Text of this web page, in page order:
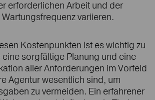
erforderlichen Arbeit und der
variieren.
Kostenpunkten ist es wichtig zu
sorgfältige Planung und eine
aller Anforderungen im Vorfeld
Agentur wesentlich sind, um
zu vermeiden. Ein erfahrener